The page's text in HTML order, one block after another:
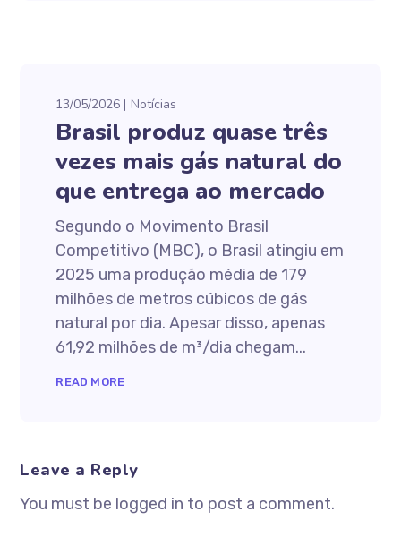
13/05/2026 Notícias
Brasil produz quase três
vezes mais gás natural do
que entrega ao mercado
Segundo o Movimento Brasil
Competitivo (MBC), o Brasil atingiu em
2025 uma produção média de 179
milhões de metros cúbicos de gás
natural por dia. Apesar disso, apenas
61,92 milhões de m³/dia chegam...
READ MORE
Leave a Reply
You must be logged in to post a comment.